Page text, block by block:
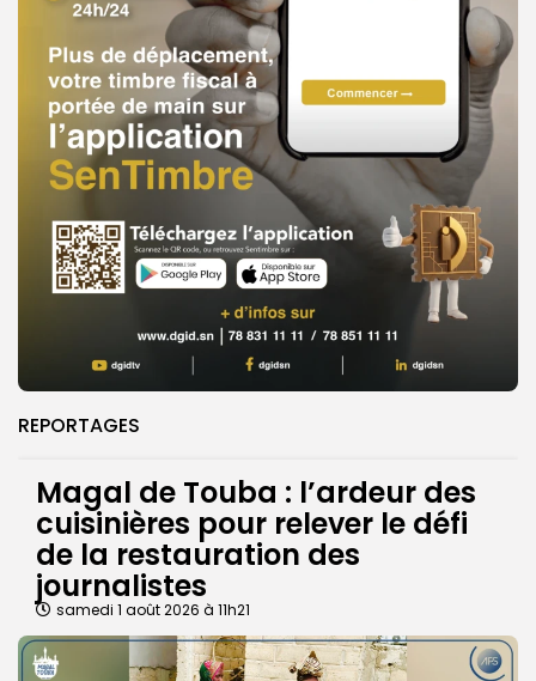
REPORTAGES
Magal de Touba : l’ardeur des
cuisinières pour relever le défi
de la restauration des
journalistes
samedi 1 août 2026 à 11h21